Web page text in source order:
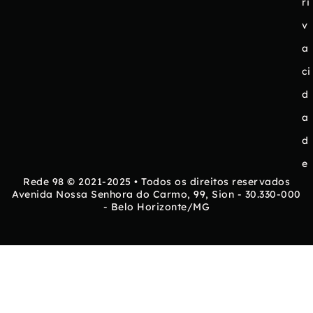
v
a
ci
d
a
d
e
Rede 98 © 2021-2025 • Todos os direitos reservados
Avenida Nossa Senhora do Carmo, 99, Sion - 30.330-000
- Belo Horizonte/MG